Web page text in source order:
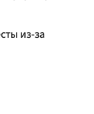
из-за